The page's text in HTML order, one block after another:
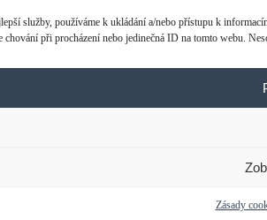
služby, používáme k ukládání a/nebo přístupu k
chování při procházení nebo jedinečná ID na tomto webu.
Zásady